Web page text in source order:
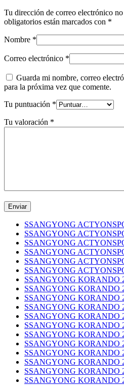
Tu dirección de correo electrónico
obligatorios están marcados con *
Nombre *
Correo electrónico *
Guarda mi nombre, correo
para la próxima vez que comente.
Tu puntuación *
Tu valoración *
SSANGYONG
SSANGYONG
SSANGYONG
SSANGYONG
SSANGYONG
SSANGYONG
SSANGYONG KORANDO
SSANGYONG KORANDO
SSANGYONG KORANDO
SSANGYONG KORANDO
SSANGYONG KORANDO
SSANGYONG KORANDO
SSANGYONG KORANDO
SSANGYONG KORANDO
SSANGYONG KORANDO
SSANGYONG KORANDO
SSANGYONG KORANDO
SSANGYONG KORANDO